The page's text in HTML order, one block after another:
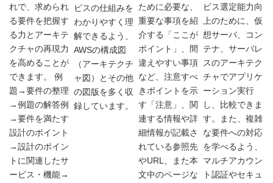
れで、求められ
る要件を把握す
る力とアーキテ
クチャの再現力
を高めることが
できます。 例
題→要件の整理
→例題の解答例
→要件を満たす
設計のポイント
→設計のポイン
トに関連したサ
ービス・機能→
ビスの仕組みを
わかりやすく理
解できるよう、
AWSの構成図
（アーキテクチ
ャ図）とその他
の図版を多く収
録しています。
ために必要な、
重要な事項を紹
介する「ここが
ポイント」、間
違えやすい事項
など、注意すべ
きポイントを示
す「注意」、関
連する情報や詳
細情報が記載さ
れている参照先
やURL、また本
文中のページな
ビス選定能力向
上のために、仮
想サーバ、コン
テナ、サーバレ
スのアーキテク
チャでアプリケ
ーション実行
し、比較できま
す。また、複雑
な要件への対応
を学べるよう、
マルチアカウン
ト認証やセキュ